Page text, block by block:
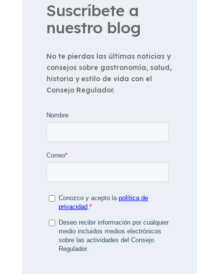
Suscríbete a
nuestro blog
No te pierdas las últimas noticias y
consejos sobre gastronomía, salud,
historia y estilo de vida con el
Consejo Regulador.